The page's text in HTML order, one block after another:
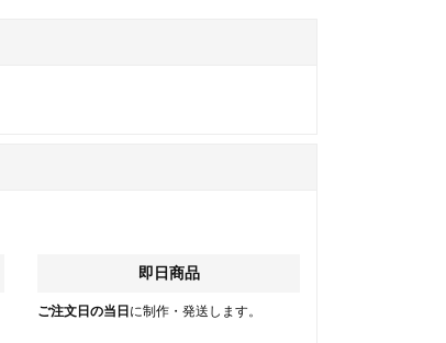
即日商品
ご注文日の当日 に制作・発送します。